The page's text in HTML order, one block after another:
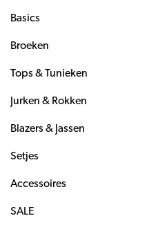
Basics
Broeken
Tops & Tunieken
Jurken & Rokken
Blazers & Jassen
Setjes
Accessoires
SALE